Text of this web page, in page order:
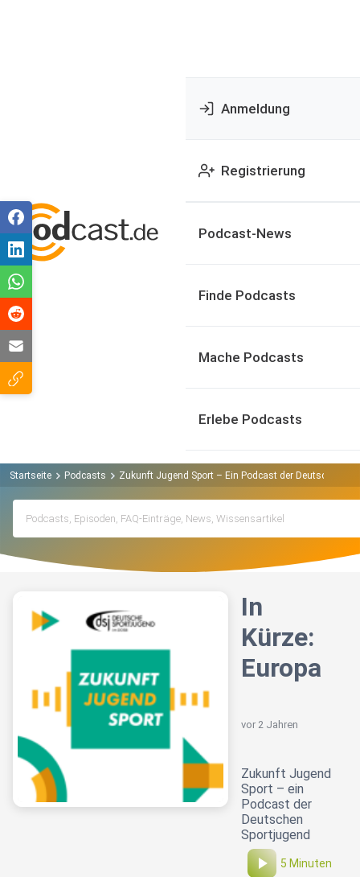
Anmeldung
Registrierung
Podcast-News
Finde Podcasts
Mache Podcasts
Erlebe Podcasts
Startseite Podcasts Zukunft Jugend Sport – Ein Podcast der Deutschen
In
Kürze:
Europa
vor 2 Jahren
Zukunft Jugend
Sport – ein
Podcast der
Deutschen
Sportjugend
5 Minuten